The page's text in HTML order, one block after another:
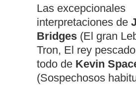
Las excepcionales
interpretaciones de
Bridges (El gran
Tron, El rey
todo de Kevin
(Sospechosos